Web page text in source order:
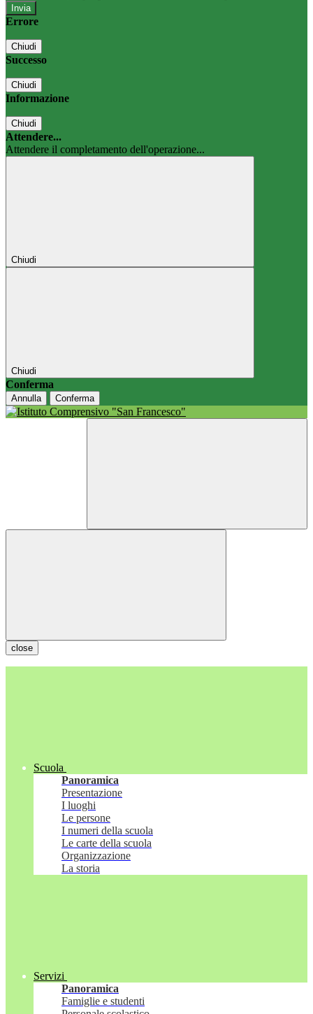
Errore
Chiudi
Successo
Chiudi
Informazione
Chiudi
Attendere...
Attendere il completamento dell'operazione...
Chiudi
Chiudi
Conferma
Annulla Conferma
close
Scuola
Panoramica
Presentazione
I luoghi
Le persone
I numeri della scuola
Le carte della scuola
Organizzazione
La storia
Servizi
Panoramica
Famiglie e studenti